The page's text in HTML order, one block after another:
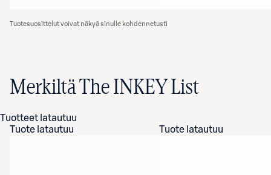
Tuotesuosittelut voivat näkyä sinulle kohdennetusti
Merkiltä The INKEY List
Tuotteet latautuu
Tuote latautuu
Tuote latautuu